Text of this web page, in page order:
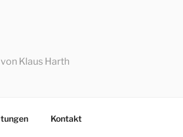
Klaus Harth
Kontakt